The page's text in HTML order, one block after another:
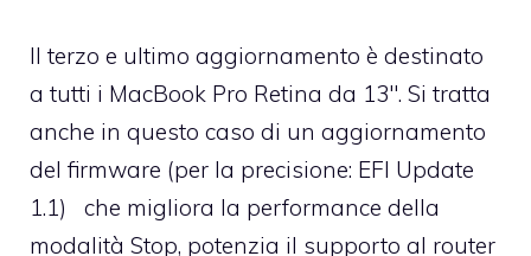
Il terzo e ultimo aggiornamento è destinato
a tutti i MacBook Pro Retina da 13″. Si tratta
anche in questo caso di un aggiornamento
del firmware (per la precisione: EFI Update
1.1) che migliora la performance della
modalità Stop, potenzia il supporto al router